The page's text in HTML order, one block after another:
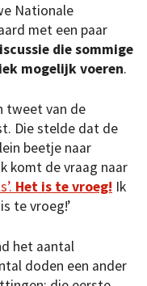
Nationale
met een paar
die sommige
mogelijk voeren.
tweet van de
Die stelde dat de
beetje naar
komt de vraag naar
Het is te vroeg! Ik
te vroeg!’
het aantal
doden een ander